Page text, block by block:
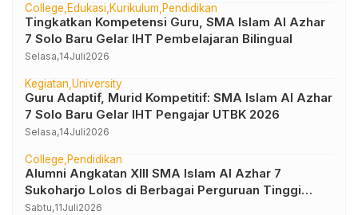
College Edukasi Kurikulum Pendidikan
Tingkatkan Kompetensi Guru, SMA Islam Al Azhar
7 Solo Baru Gelar IHT Pembelajaran Bilingual
Selasa,14Juli2026
Kegiatan University
Guru Adaptif, Murid Kompetitif: SMA Islam Al Azhar
7 Solo Baru Gelar IHT Pengajar UTBK 2026
Selasa,14Juli2026
College Pendidikan
Alumni Angkatan XIII SMA Islam Al Azhar 7
Sukoharjo Lolos di Berbagai Perguruan Tinggi
Negeri dan Luar Negeri
Sabtu,11Juli2026